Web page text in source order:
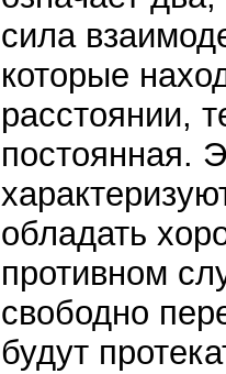
сила
которые
расстоянии,
постоянная.
обладать
противном
свободно
будут